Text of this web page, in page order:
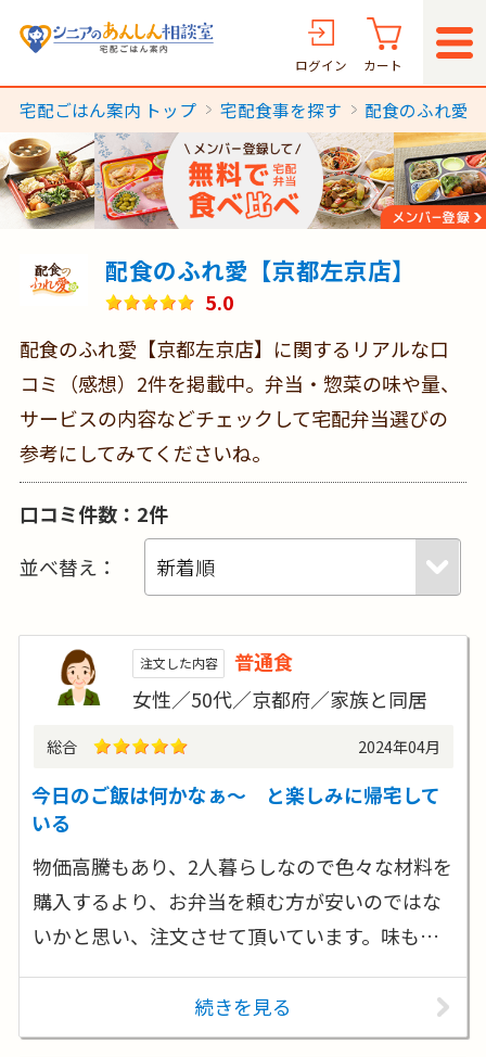
ログイン カート
宅配ごはん案内 トップ 宅配食事を探す 配食のふれ愛
配食のふれ愛【京都左京店】
5.0
配食のふれ愛【京都左京店】に関するリアルな口
コミ（感想）2件を掲載中。弁当・惣菜の味や量、
サービスの内容などチェックして宅配弁当選びの
参考にしてみてくださいね。
口コミ件数：2件
並べ替え：
注文した内容
普通食
女性／50代／京都府／家族と同居
総合 2024年04月
今日のご飯は何かなぁ～ と楽しみに帰宅して
いる
物価高騰もあり、2人暮らしなので色々な材料を
購入するより、お弁当を頼む方が安いのではな
いかと思い、注文させて頂いています。味も…
続きを見る